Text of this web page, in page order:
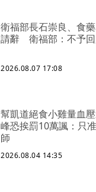
衛福部長石崇良、食
請辭 衛福部：不予
2026.08.07 17:08
幫凱道絕食小雞量血
峰恐挨罰10萬諷：只
師
2026.08.04 14:35